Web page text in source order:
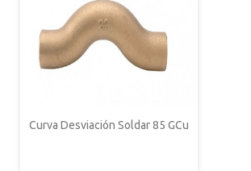
Curva Desviación Soldar 85 GCu